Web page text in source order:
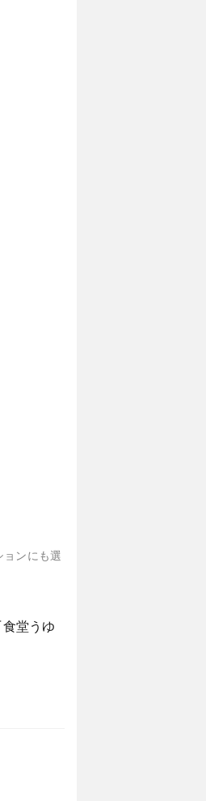
ョンにも選
堂うゆ